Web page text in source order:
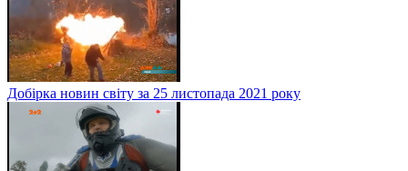
Добірка новин світу за 25 листопада 2021 року